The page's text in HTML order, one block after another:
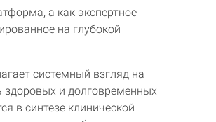
а как экспертное
на глубокой
системный взгляд на
здоровых и долговременных
в синтезе клинической